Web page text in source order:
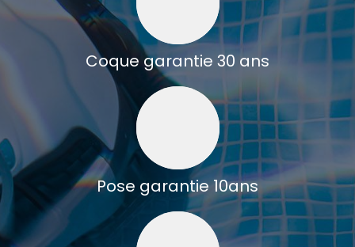
Coque garantie 30 ans
Pose garantie 10ans